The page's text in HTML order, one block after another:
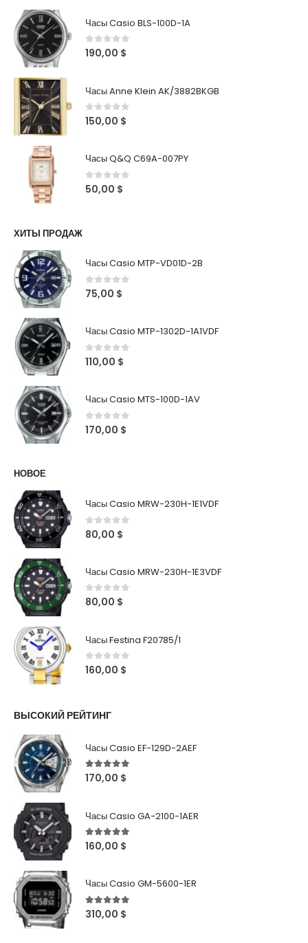
Часы Casio BLS-100D-1A
0out of 5
190,00 $
Часы Anne Klein AK/3882BKGB
0out of 5
150,00 $
Часы Q&Q C69A-007PY
0out of 5
50,00 $
ХИТЫ ПРОДАЖ
Часы Casio MTP-VD01D-2B
0out of 5
75,00 $
Часы Casio MTP-1302D-1A1VDF
0out of 5
110,00 $
Часы Casio MTS-100D-1AV
0out of 5
170,00 $
НОВОЕ
Часы Casio MRW-230H-1E1VDF
0out of 5
80,00 $
Часы Casio MRW-230H-1E3VDF
0out of 5
80,00 $
Часы Festina F20785/1
0out of 5
160,00 $
ВЫСОКИЙ РЕЙТИНГ
Часы Casio EF-129D-2AEF
5out of 5
170,00 $
Часы Casio GA-2100-1AER
5out of 5
160,00 $
Часы Casio GM-5600-1ER
5out of 5
310,00 $